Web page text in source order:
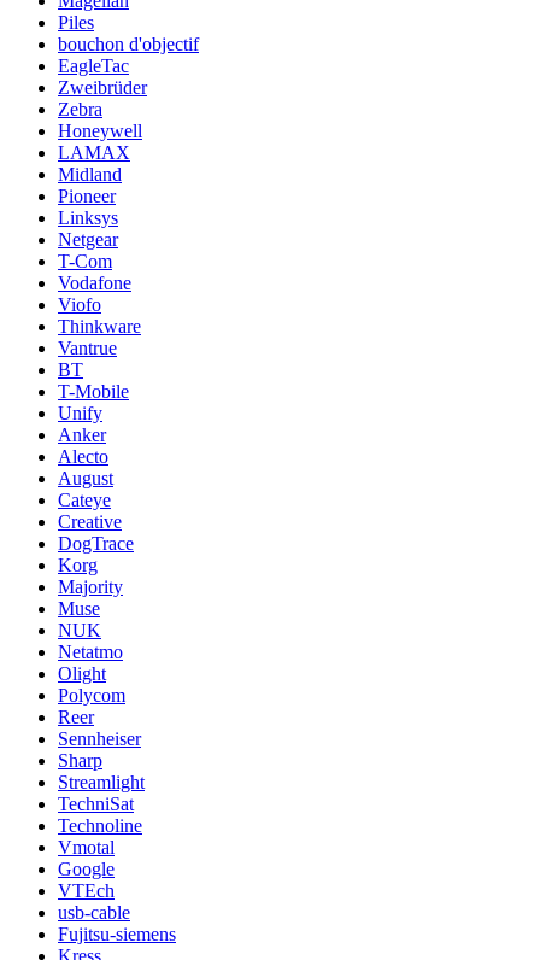
Piles
bouchon d'objectif
EagleTac
Zweibrüder
Zebra
Honeywell
LAMAX
Midland
Pioneer
Linksys
Netgear
T-Com
Vodafone
Viofo
Thinkware
Vantrue
BT
T-Mobile
Unify
Anker
Alecto
August
Cateye
Creative
DogTrace
Korg
Majority
Muse
NUK
Netatmo
Olight
Polycom
Reer
Sennheiser
Sharp
Streamlight
TechniSat
Technoline
Vmotal
Google
VTEch
usb-cable
Fujitsu-siemens
Kress